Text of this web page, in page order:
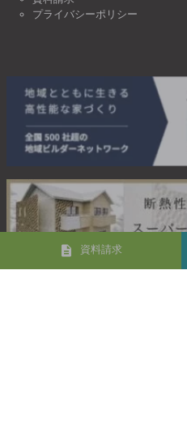
プライバシーポリシー
資料請求